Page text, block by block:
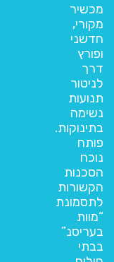
מכשיר
מקורי,
חדשני
ופורץ
דרך
לניטור
תנועות
נשימה
בתינוקות.
פותח
נוכח
הסכנות
הקשורות
לתסמונת
“מוות
בעריסנ”
בבתי